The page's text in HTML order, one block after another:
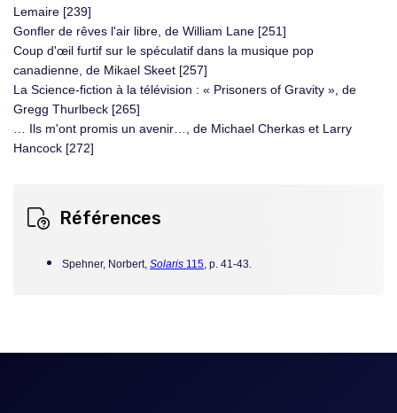
Lemaire [239]
Gonfler de rêves l'air libre, de William Lane [251]
Coup d'œil furtif sur le spéculatif dans la musique pop
canadienne, de Mikael Skeet [257]
La Science-fiction à la télévision : « Prisoners of Gravity », de
Gregg Thurlbeck [265]
… Ils m'ont promis un avenir…, de Michael Cherkas et Larry
Hancock [272]
Références
Spehner, Norbert, Solaris 115, p. 41-43.